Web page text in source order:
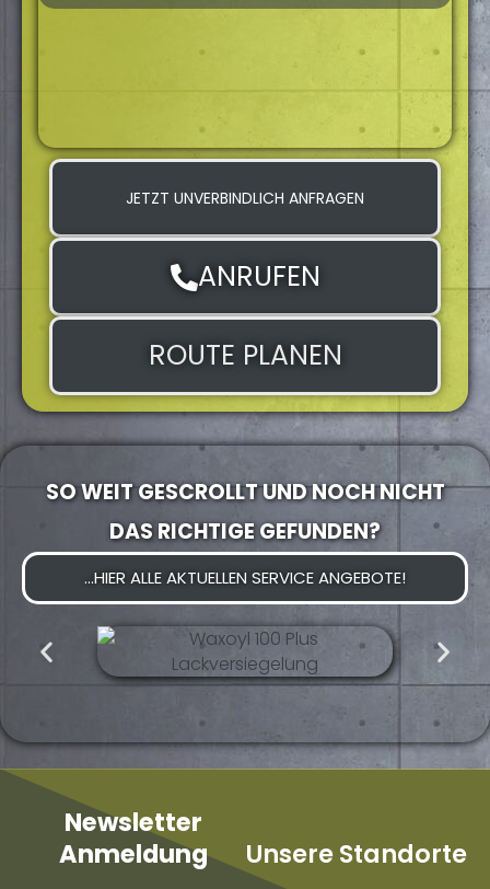
JETZT UNVERBINDLICH ANFRAGEN
ANRUFEN
ROUTE PLANEN
SO WEIT GESCROLLT UND NOCH NICHT
DAS RICHTIGE GEFUNDEN?
...HIER ALLE AKTUELLEN SERVICE ANGEBOTE!
Newsletter
Anmeldung
Unsere Standorte